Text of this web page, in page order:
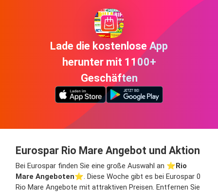
Lade die kostenlose App
herunter mit 1100+
Geschäften
Eurospar Rio Mare Angebot und Aktion
Bei Eurospar finden Sie eine große Auswahl an ⭐️ Rio
Mare Angeboten⭐️. Diese Woche gibt es bei Eurospar 0
Rio Mare Angebote mit attraktiven Preisen. Entfernen Sie